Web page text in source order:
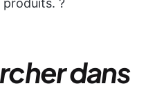
produits. ?
dans